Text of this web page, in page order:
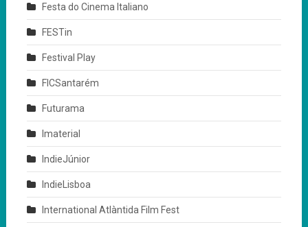
Festa do Cinema Italiano
FESTin
Festival Play
FICSantarém
Futurama
Imaterial
IndieJúnior
IndieLisboa
International Atlàntida Film Fest